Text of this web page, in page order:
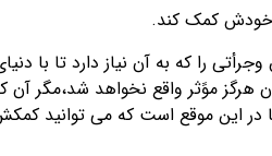
خودش کمک کند.
را که به آن نیاز دارد تا با
موًثر واقع نخواهد شد،مگر آن
این موقع است که می توانید